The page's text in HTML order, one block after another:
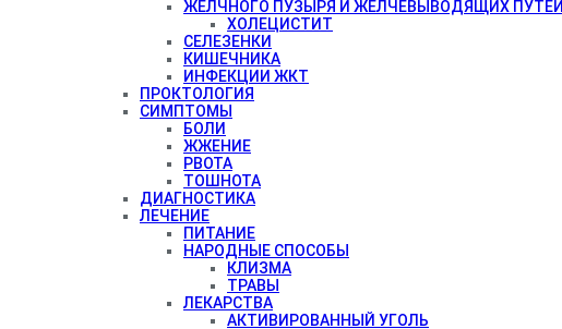
ЖЕЛЧНОГО ПУЗЫРЯ И ЖЕЛЧЕВЫВОДЯЩИХ ПУТЕЙ
ХОЛЕЦИСТИТ
СЕЛЕЗЕНКИ
КИШЕЧНИКА
ИНФЕКЦИИ ЖКТ
ПРОКТОЛОГИЯ
СИМПТОМЫ
БОЛИ
ЖЖЕНИЕ
РВОТА
ТОШНОТА
ДИАГНОСТИКА
ЛЕЧЕНИЕ
ПИТАНИЕ
НАРОДНЫЕ СПОСОБЫ
КЛИЗМА
ТРАВЫ
ЛЕКАРСТВА
АКТИВИРОВАННЫЙ УГОЛЬ